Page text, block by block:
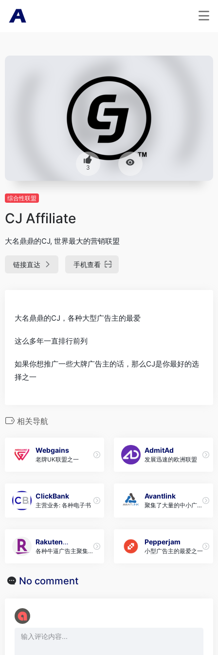
3
综合性联盟
CJ Affiliate
大名鼎鼎的CJ, 世界最大的营销联盟
链接直达 手机查看
大名鼎鼎的CJ，各种大型广告主的最爱
这么多年一直排行前列
如果你想推广一些大牌广告主的话，那么CJ是你最好的选
择之一
相关导航
Webgains
老牌UK联盟之一
AdmitAd
发展迅速的欧洲联盟
ClickBank
主营业务: 各种电子书
Avantlink
聚集了大量的中小广告
Rakuten
Advertising
各种牛逼广告主聚集的
Pepperjam
小型广告主的最爱之一
No comment